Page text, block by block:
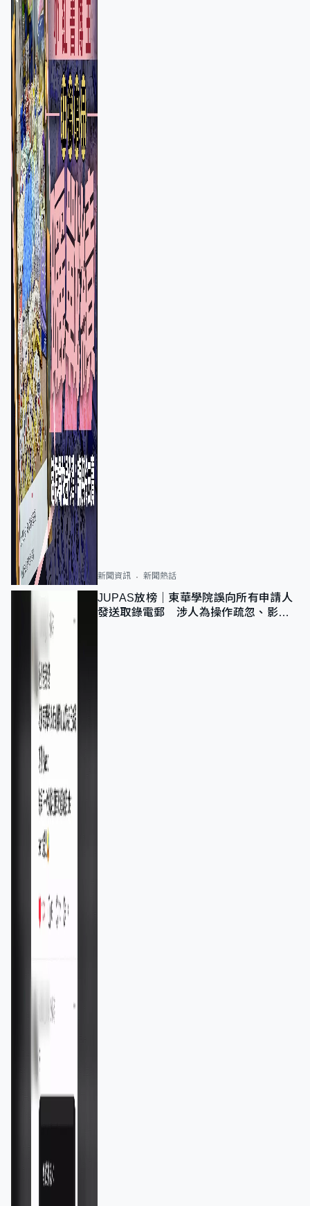
新聞資訊 新聞熱話
JUPAS放榜｜東華學院誤向所有申請人
發送取錄電郵 涉人為操作疏忽、影響